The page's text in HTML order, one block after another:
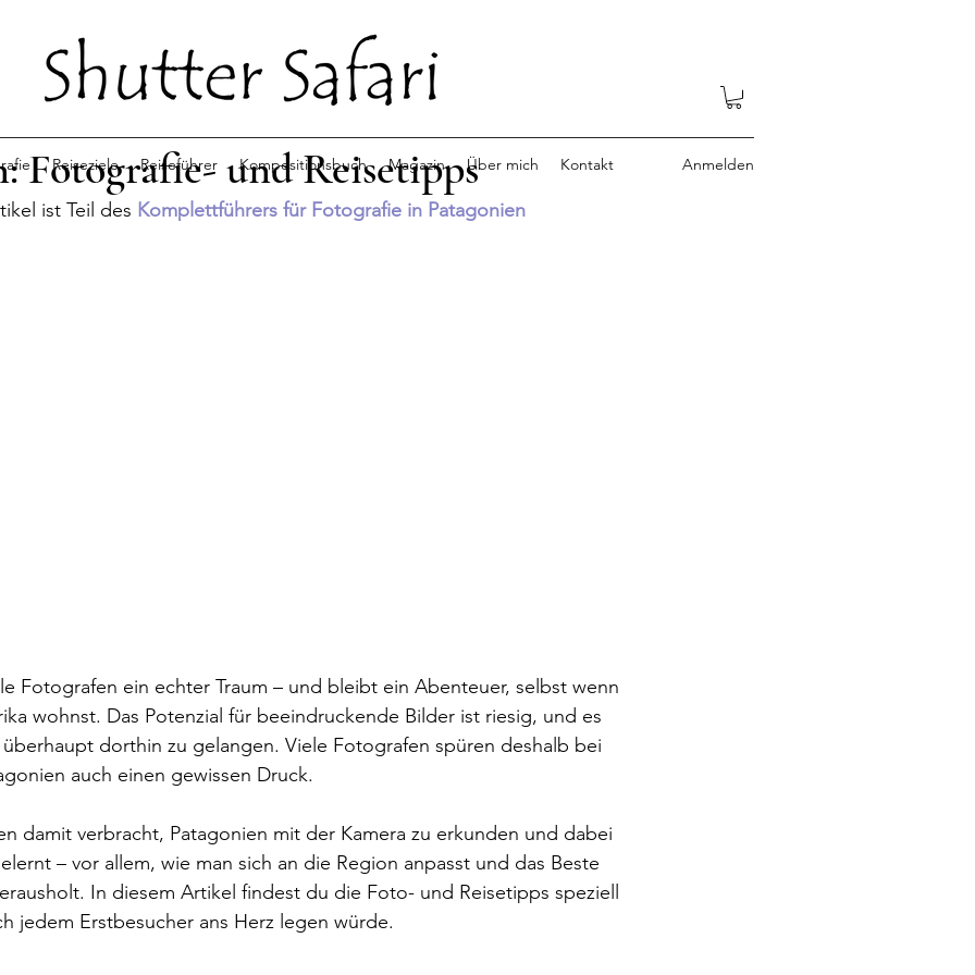
Reiseziele Reiseführer Kompositionsbuch Magazin Über mich Kontakt Anmelden
Fotografie- und Reisetipps
ist Teil des Komplettführers für Fotografie in Patagonien
Fotografen ein echter Traum – und bleibt ein Abenteuer, selbst wenn
wohnst. Das Potenzial für beeindruckende Bilder ist riesig, und es
dorthin zu gelangen. Viele Fotografen spüren deshalb bei
auch einen gewissen Druck.
damit verbracht, Patagonien mit der Kamera zu erkunden und dabei
– vor allem, wie man sich an die Region anpasst und das Beste
In diesem Artikel findest du die Foto- und Reisetipps speziell
jedem Erstbesucher ans Herz legen würde.